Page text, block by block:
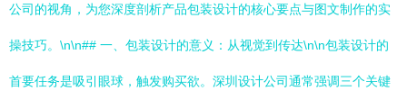
公司的视角，为您深度剖析产品包装设计的核心要点与图文制作的实
操技巧。\n\n## 一、包装设计的意义：从视觉到传达\n\n包装设计的
首要任务是吸引眼球，触发购买欲。深圳设计公司通常强调三个关键